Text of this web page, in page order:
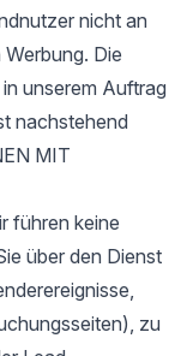
nicht an
Die
unserem Auftrag
nachstehend
MIT
führen keine
über den Dienst
zu